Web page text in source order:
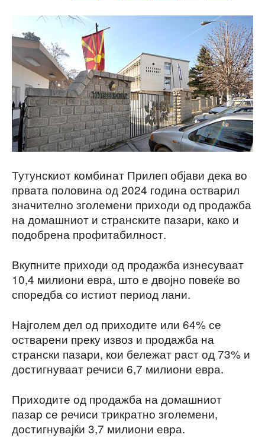
Тутунскиот комбинат Прилеп објави дека во
првата половина од 2024 година остварил
значително зголемени приходи од продажба
на домашниот и странските пазари, како и
подобрена профитабилност.
Вкупните приходи од продажба изнесуваат
10,4 милиони евра, што е двојно повеќе во
споредба со истиот период лани.
Најголем дел од приходите или 64% се
остварени преку извоз и продажба на
странски пазари, кои бележат раст од 73% и
достигнуваат речиси 6,7 милиони евра.
Приходите од продажба на домашниот
пазар се речиси трикратно зголемени,
достигнувајќи 3,7 милиони евра.